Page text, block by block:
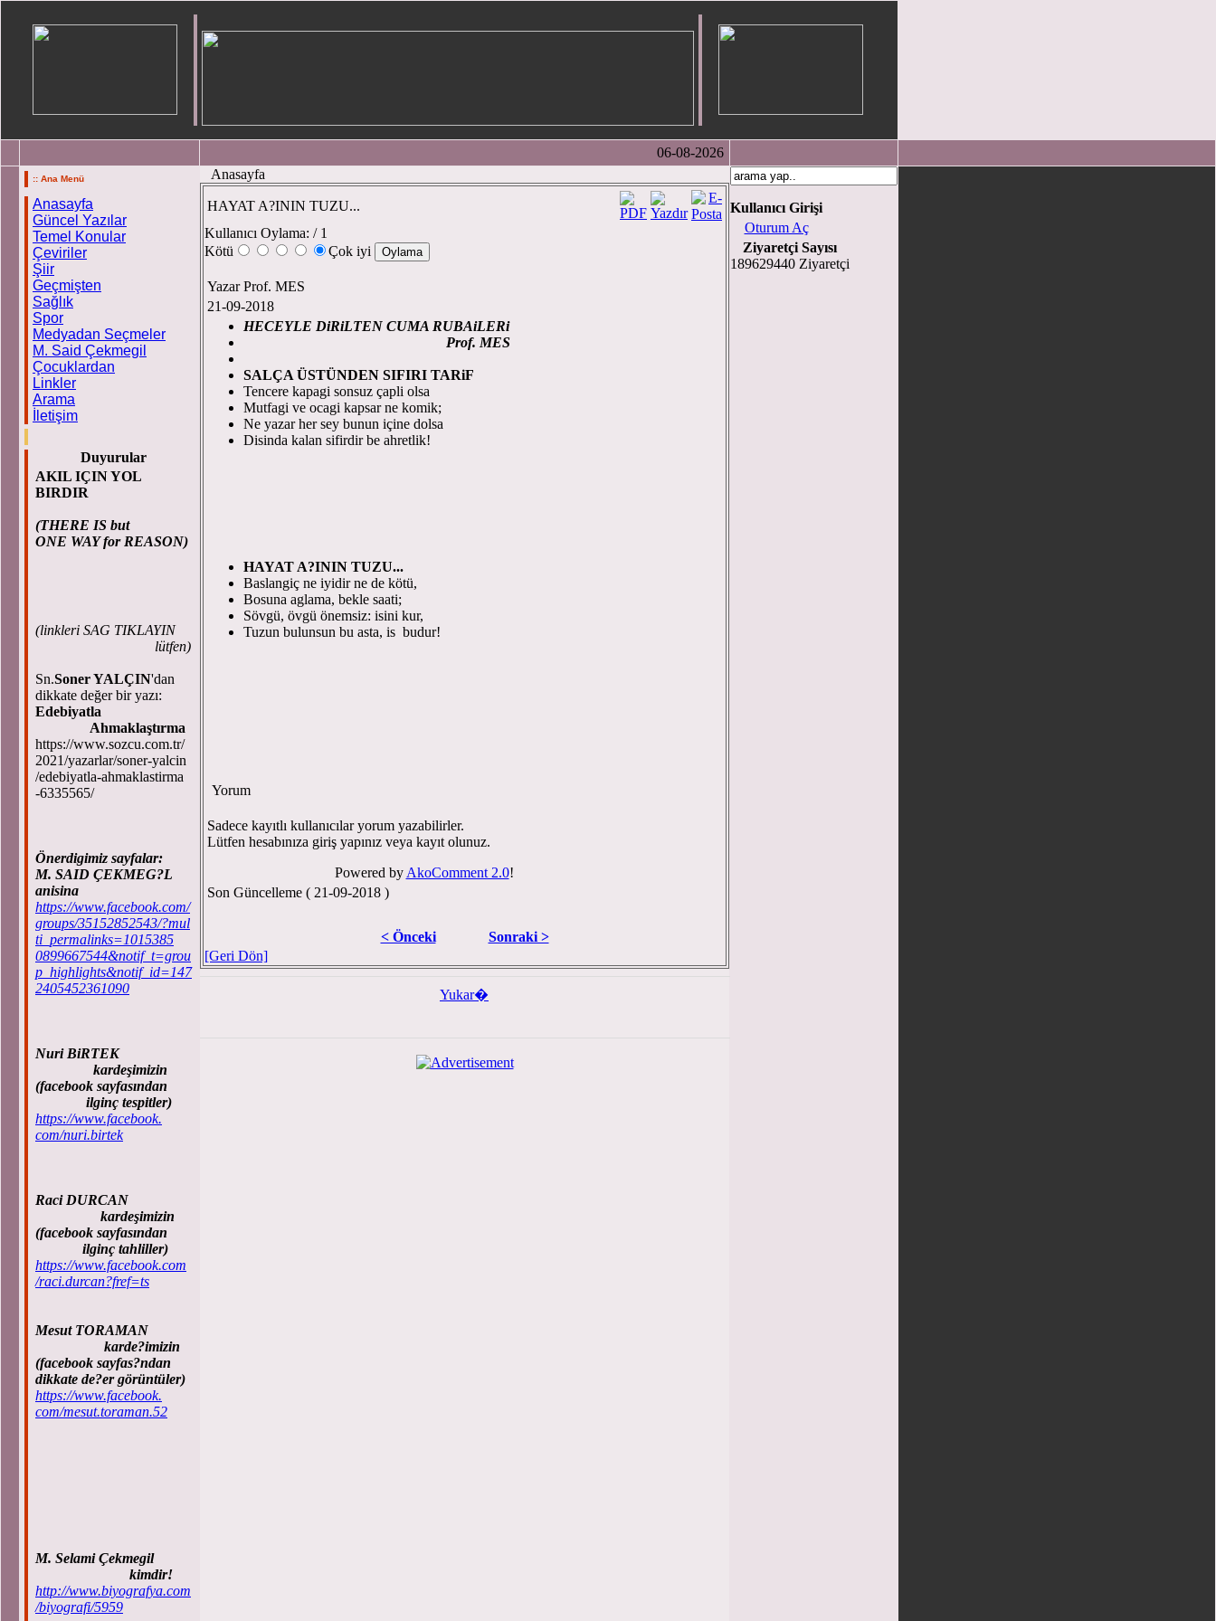
06-08-2026
:: Ana Menü
Anasayfa
Güncel Yazılar
Temel Konular
Çeviriler
Şiir
Geçmişten
Sağlık
Spor
Medyadan Seçmeler
M. Said Çekmegil
Çocuklardan
Linkler
Arama
İletişim
Duyurular
AKIL IÇIN YOL
BIRDIR
(THERE IS but
ONE WAY for REASON)
(linkleri SAG TIKLAYIN
lütfen)
Sn.Soner YALÇIN'dan
dikkate değer bir yazı:
Edebiyatla
Ahmaklaştırma
https://www.sozcu.com.tr/
2021/yazarlar/soner-yalcin
/edebiyatla-ahmaklastirma
-6335565/
Önerdigimiz sayfalar:
M. SAID ÇEKMEG?L
anisina
https://www.facebook.com/
groups/35152852543/?mul
ti_permalinks=1015385
0899667544&notif_t=grou
p_highlights&notif_id=147
2405452361090
Nuri BiRTEK
kardeşimizin
(facebook sayfasından
ilginç tespitler)
https://www.facebook.
com/nuri.birtek
Raci DURCAN
kardeşimizin
(facebook sayfasından
ilginç tahliller)
https://www.facebook.com
/raci.durcan?fref=ts
Mesut TORAMAN
karde?imizin
(facebook sayfas?ndan
dikkate de?er görüntüler)
https://www.facebook.
com/mesut.toraman.52
M. Selami Çekmegil
kimdir!
http://www.biyografya.com
/biyografi/5959
Anasayfa
HAYAT A?ININ TUZU...
Kullanıcı Oylama: / 1
Kötü
Çok iyi
Yazar Prof. MES
21-09-2018
HECEYLE DiRiLTEN CUMA RUBAiLERi
Prof. MES
SALÇA ÜSTÜNDEN SIFIRI TARiF
Tencere kapagi sonsuz çapli olsa
Mutfagi ve ocagi kapsar ne komik;
Ne yazar her sey bunun içine dolsa
Disinda kalan sifirdir be ahretlik!
HAYAT A?ININ TUZU...
Baslangiç ne iyidir ne de kötü,
Bosuna aglama, bekle saati;
Sövgü, övgü önemsiz: isini kur,
Tuzun bulunsun bu asta, is budur!
Yorum
Sadece kayıtlı kullanıcılar yorum yazabilirler.
Lütfen hesabınıza giriş yapınız veya kayıt olunuz.
Powered by AkoComment 2.0!
Son Güncelleme ( 21-09-2018 )
< Önceki
Sonraki >
[Geri Dön]
Yukar�
Kullanıcı Girişi
Oturum Aç
Ziyaretçi Sayısı
189629440 Ziyaretçi